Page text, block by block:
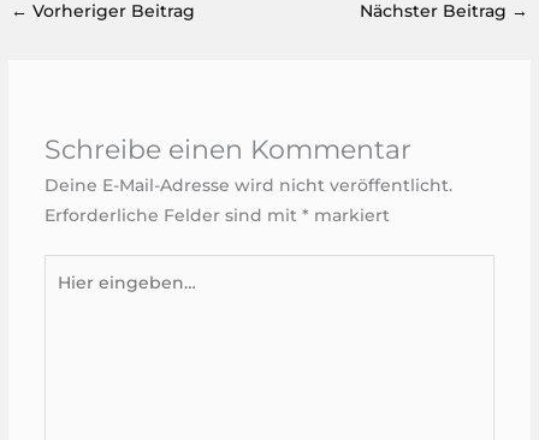
← Vorheriger Beitrag Nächster Beitrag →
Schreibe einen Kommentar
Deine E-Mail-Adresse wird nicht veröffentlicht.
Erforderliche Felder sind mit * markiert
eingeben…